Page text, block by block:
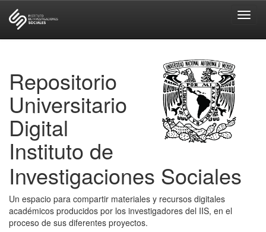
Repositorio
Universitario
Digital
Instituto de
Investigaciones Sociales
Un espacio para compartir materiales y recursos digitales
académicos producidos por los investigadores del IIS, en el
proceso de sus diferentes proyectos.